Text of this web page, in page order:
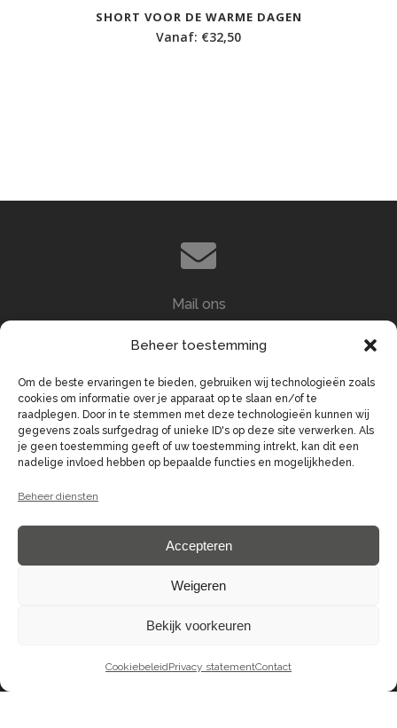
Beheer toestemming
Om de beste ervaringen te bieden, gebruiken wij technologieën zoals
cookies om informatie over je apparaat op te slaan en/of te
raadplegen. Door in te stemmen met deze technologieën kunnen wij
gegevens zoals surfgedrag of unieke ID's op deze site verwerken. Als
je geen toestemming geeft of uw toestemming intrekt, kan dit een
nadelige invloed hebben op bepaalde functies en mogelijkheden.
Beheer diensten
Accepteren
Weigeren
Bekijk voorkeuren
CookiebeleidPrivacy statementContact
SHORT VOOR DE WARME DAGEN
Vanaf: €32,50
Mail ons
Bel ons
Plein 29-37, 4001 LG Tiel